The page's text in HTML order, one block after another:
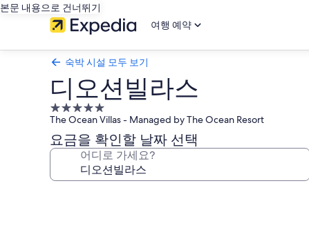
본문 내용으로 건너뛰기
여행 예약
숙박 시설 모두 보기
디오션빌라스
5.0
성
급
숙
시
The Ocean Villas - Managed by The Ocean Resort
요금을 확인할 날짜 선택
어디로 가세요?